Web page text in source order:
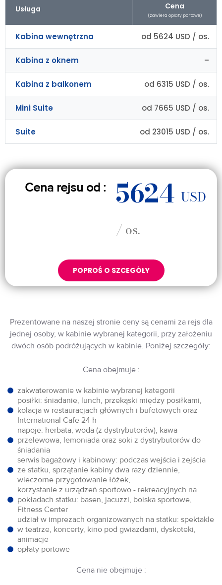
Usługa Cena
(zawiera opłaty portowe)
Kabina wewnętrzna od 5624 USD / os.
Kabina z oknem –
Kabina z balkonem od 6315 USD / os.
Mini Suite od 7665 USD / os.
Suite od 23015 USD / os.
Cena rejsu od : 5624 USD
/ os.
POPROŚ O SZCEGÓŁY
Prezentowane na naszej stronie ceny są cenami za rejs dla
jednej osoby, w kabinie wybranej kategorii, przy założeniu
dwóch osób podróżujących w kabinie. Poniżej szczegóły:
Cena obejmuje :
zakwaterowanie w kabinie wybranej kategorii
posiłki: śniadanie, lunch, przekąski między posiłkami,
kolacja w restauracjach głównych i bufetowych oraz
International Cafe 24 h
napoje: herbata, woda (z dystrybutorów), kawa
przelewowa, lemoniada oraz soki z dystrybutorów do
śniadania
serwis bagażowy i kabinowy: podczas wejścia i zejścia
ze statku, sprzątanie kabiny dwa razy dziennie,
wieczorne przygotowanie łóżek,
korzystanie z urządzeń sportowo - rekreacyjnych na
pokładach statku: basen, jacuzzi, boiska sportowe,
Fitness Center
udział w imprezach organizowanych na statku: spektakle
w teatrze, koncerty, kino pod gwiazdami, dyskoteki,
animacje
opłaty portowe
Cena nie obejmuje :